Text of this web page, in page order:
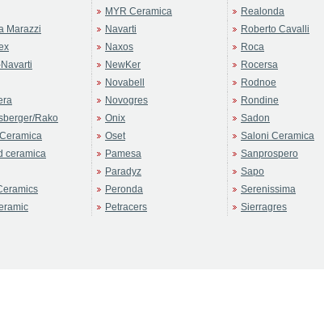
Marazzi
Rako
ceramica
MYR Ceramica
Navarti
Naxos
NewKer
Novabell
Novogres
Onix
Oset
Pamesa
Paradyz
Peronda
Petracers
Realonda
Roberto Cavalli
Roca
Rocersa
Rodnoe
Rondine
Sadon
Saloni Ceramica
Sanprospero
Sapo
Serenissima
Sierragres